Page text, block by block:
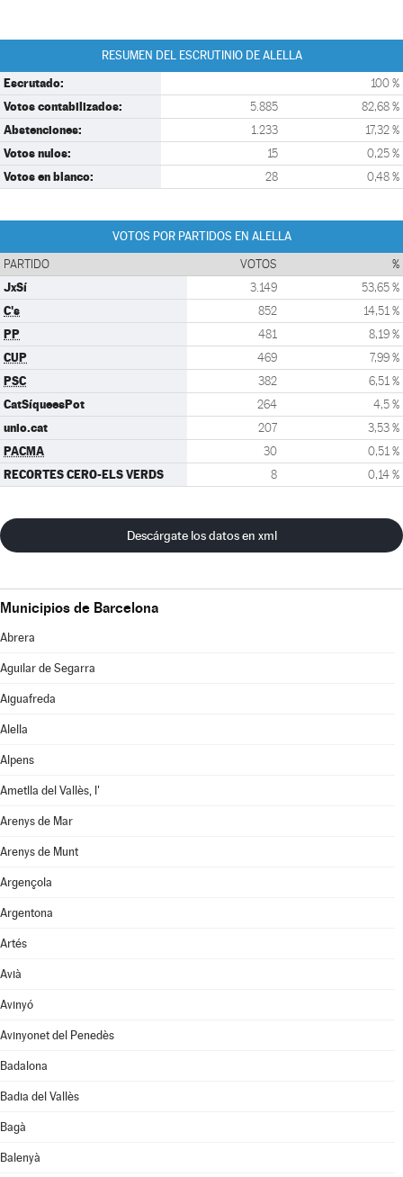
RESUMEN DEL ESCRUTINIO DE ALELLA
Escrutado: 100 %
Votos contabilizados: 5.885 82,68 %
Abstenciones: 1.233 17,32 %
Votos nulos: 15 0,25 %
Votos en blanco: 28 0,48 %
VOTOS POR PARTIDOS EN ALELLA
PARTIDO VOTOS %
JxSí 3.149 53,65 %
C's 852 14,51 %
PP 481 8,19 %
CUP 469 7,99 %
PSC 382 6,51 %
CatSíqueesPot 264 4,5 %
unio.cat 207 3,53 %
PACMA 30 0,51 %
RECORTES CERO-ELS VERDS 8 0,14 %
Descárgate los datos en xml
Municipios de Barcelona
Abrera
Aguilar de Segarra
Aiguafreda
Alella
Alpens
Ametlla del Vallès, l'
Arenys de Mar
Arenys de Munt
Argençola
Argentona
Artés
Avià
Avinyó
Avinyonet del Penedès
Badalona
Badia del Vallès
Bagà
Balenyà